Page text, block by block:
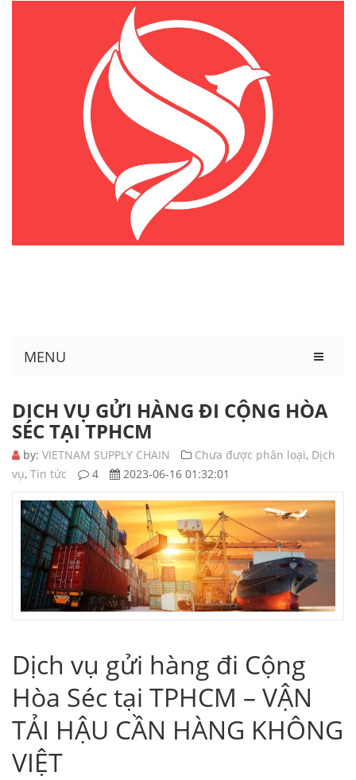
MENU
DỊCH VỤ GỬI HÀNG ĐI CỘNG HÒA
SÉC TẠI TPHCM
by: VIETNAM SUPPLY CHAIN Chưa được phân loại, Dịch
vụ, Tin tức 4 2023-06-16 01:32:01
Dịch vụ gửi hàng đi Cộng
Hòa Séc tại TPHCM – VẬN
TẢI HẬU CẦN HÀNG KHÔNG
VIỆT